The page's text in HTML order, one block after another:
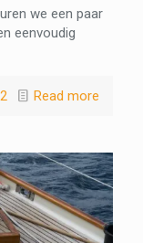
we een paar
eenvoudig
2 Read more